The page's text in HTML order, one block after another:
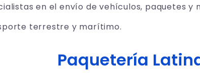
en el envío de vehículos, paquetes y
terrestre y marítimo.
Paquetería